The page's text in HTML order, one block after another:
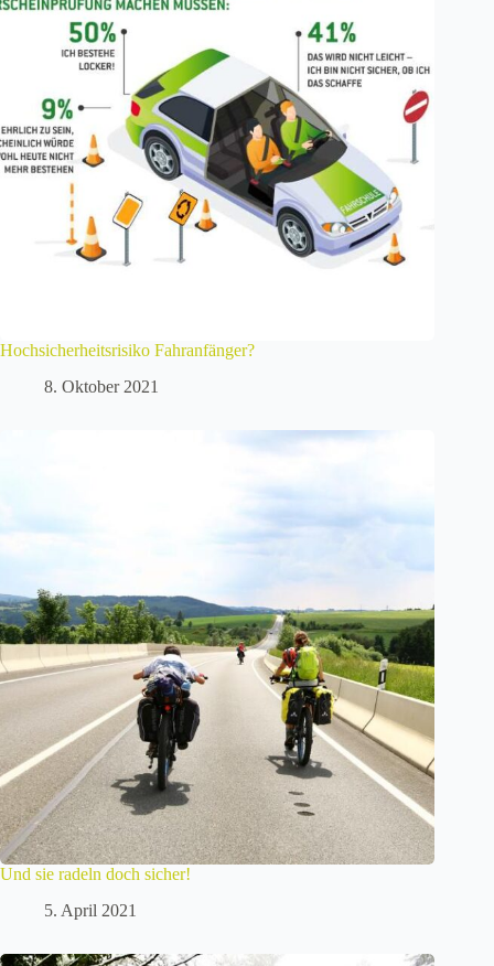
Hochsicherheitsrisiko Fahranfänger?
8. Oktober 2021
Und sie radeln doch sicher!
5. April 2021